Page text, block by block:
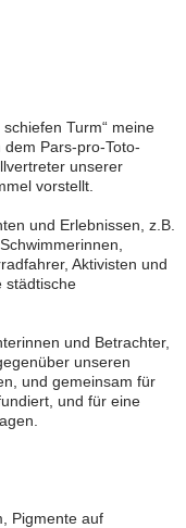
Turm“ meine
dem Pars-pro-Toto-
unserer
vorstellt.
und Erlebnissen, z.B.
Aktivisten und
städtische
und Betrachter,
unseren
und gemeinsam für
und für eine
Pigmente auf